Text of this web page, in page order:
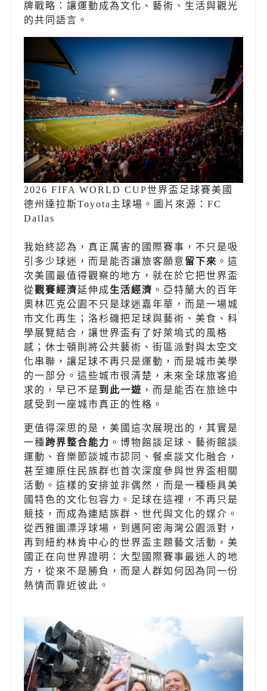
牌戰略：讓運動成為文化、藝術、生活與觀光
的共同語言。
2026 FIFA WORLD CUP世界盃足球賽美國
德州達拉斯Toyota主球場。圖片來源：FC
Dallas
我始終認為，真正厲害的國際賽事，不只是吸
引多少球迷，而是能否讓旅客願意 留下來 。這
次美國最值得觀察的地方，就在於它把世界盃
從觀賽經濟延伸成生活經濟 。亞特蘭大的百年
奧林匹克公園不只是球迷嘉年華，而是一場城
市文化再生；洛杉磯把足球與藝術、美食、科
學展覽結合，讓世界盃有了好萊塢式的風格
感；休士頓則將公共藝術、街區派對與太空文
化串聯，讓足球不再只是運動，而是城市美學
的一部分。這些城市很清楚，未來全球旅客追
求的，早已不是 到此一遊 ，而是能否在旅途中
感受到一座城市真正的性格。
更值得深思的是，美國這次展現出的，其實是
一種跨界整合能力 。博物館談足球、藝術館談
運動、音樂節談城市認同、餐桌談文化融合，
甚至連原住民族群也首次深度參與世界盃相關
活動。這樣的安排並非偶然，而是一種極具美
國特色的文化包容力。足球在這裡，不再只是
競技，而成為連結族群、世代與文化的媒介。
從西雅圖漂浮球場，到邁阿密海灣公園派對，
再到紐約林肯中心的世界盃主題藝文活動，美
國正在向世界證明：大型國際賽事最迷人的地
方，從來不是勝負，而是人群如何因為同一份
熱情而靠近彼此。